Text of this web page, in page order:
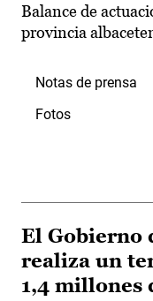
Balance de
provincia
Notas de prensa
Fotos
El Gobierno
realiza un
1,4 millones